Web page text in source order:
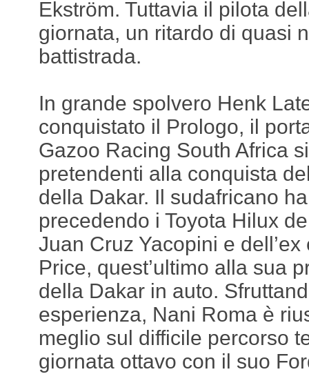
Ekström. Tuttavia il pilota
giornata, un ritardo di quasi
battistrada.
In grande spolvero Henk
conquistato il Prologo, il
Gazoo Racing South Africa
pretendenti alla conquista
della Dakar. Il sudafricano
precedendo i Toyota Hilux
Juan Cruz Yacopini e dell’ex
Price, quest’ultimo alla sua
della Dakar in auto.
esperienza, Nani Roma è
meglio sul difficile percorso
giornata ottavo con il suo